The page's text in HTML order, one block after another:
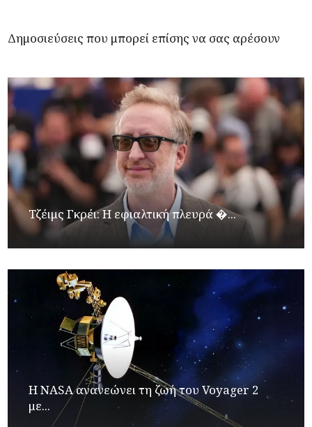
Δημοσιεύσεις που μπορεί επίσης να σας αρέσουν
Τζέιμς Γκρέι: H εφιαλτική πλευρά �...
H NASA ανανεώνει τη ζωή του Voyager 2
με...